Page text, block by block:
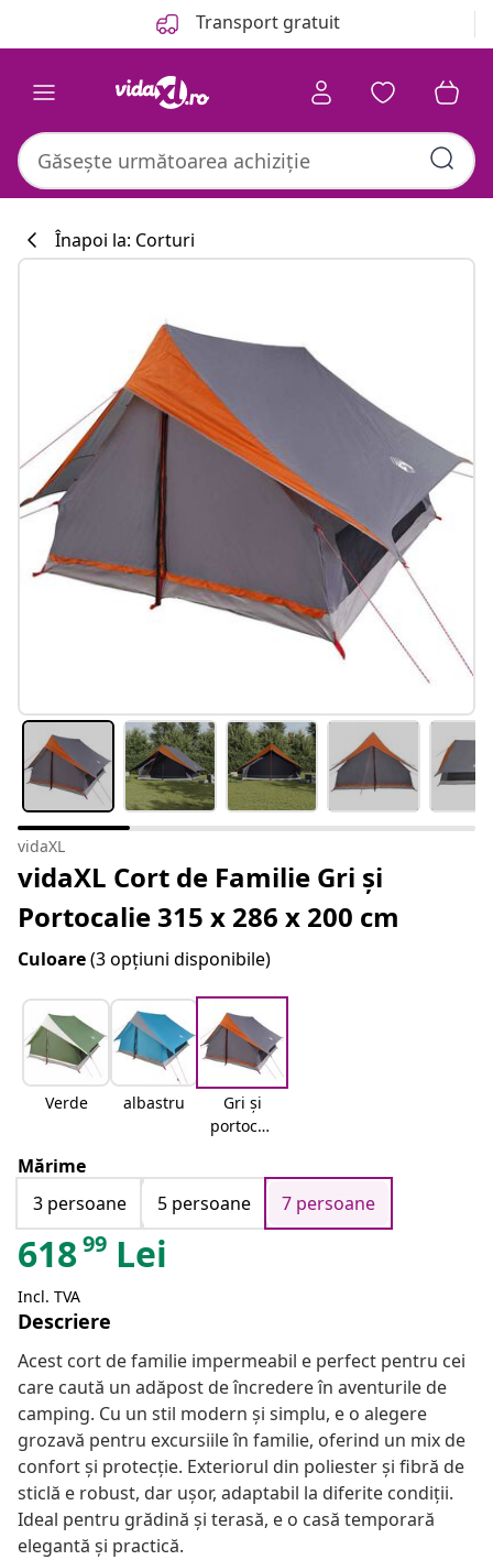
Transport gratuit
Înapoi la: Corturi
vidaXL
vidaXL Cort de Familie Gri și
Portocalie 315 x 286 x 200 cm
Culoare(3 opțiuni disponibile)
Verde albastru
Gri și
portocali
Mărime
3 persoane
5 persoane 7 persoane
61899 Lei
Incl. TVA
Descriere
Acest cort de familie impermeabil e perfect pentru cei
care caută un adăpost de încredere în aventurile de
camping. Cu un stil modern și simplu, e o alegere
grozavă pentru excursiile în familie, oferind un mix de
confort și protecție. Exteriorul din poliester și fibră de
sticlă e robust, dar ușor, adaptabil la diferite condiții.
Ideal pentru grădină și terasă, e o casă temporară
elegantă și practică.